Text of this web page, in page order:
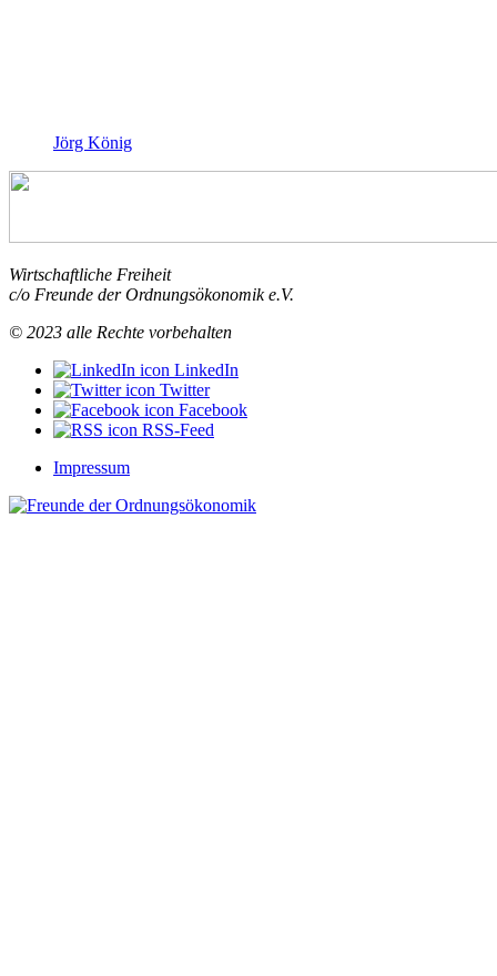
Jörg König
Wirtschaftliche Freiheit
c/o Freunde der Ordnungsökonomik e.V.
© 2023 alle Rechte vorbehalten
LinkedIn
Twitter
Facebook
RSS-Feed
Impressum